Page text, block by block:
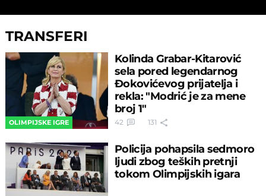
TRANSFERI
OLIMPIJSKE IGRE
Kolinda Grabar-Kitarović
sela pored legendarnog
Đokovićevog prijatelja i
rekla: "Modrić je za mene
broj 1"
42 131
Policija pohapsila sedmoro
ljudi zbog teških pretnji
tokom Olimpijskih igara